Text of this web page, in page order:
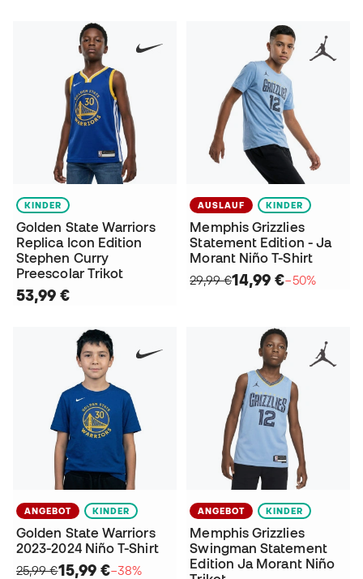
KINDER
Golden State Warriors
Replica Icon Edition
Stephen Curry
Preescolar Trikot
53,99 €
AUSLAUF KINDER
Memphis Grizzlies
Statement Edition - Ja
Morant Niño T-Shirt
29,99 €14,99 €−50%
ANGEBOT KINDER
Golden State Warriors
2023-2024 Niño T-Shirt
25,99 €15,99 €−38%
ANGEBOT KINDER
Memphis Grizzlies
Swingman Statement
Edition Ja Morant Niño